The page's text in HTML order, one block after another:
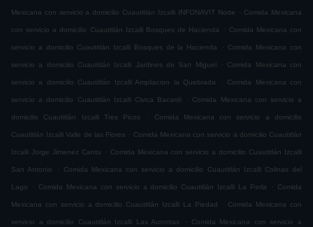
Mexicana con servicio a domicilio Cuautitlán Izcalli INFONAVIT Norte . Comida Mexicana
con servicio a domicilio Cuautitlán Izcalli Bosques de Hacienda . Comida Mexicana con
servicio a domicilio Cuautitlán Izcalli Bosques de la Hacienda . Comida Mexicana con
servicio a domicilio Cuautitlán Izcalli Jardines de San Miguel . Comida Mexicana con
servicio a domicilio Cuautitlán Izcalli Ampliacion la Quebrada . Comida Mexicana con
servicio a domicilio Cuautitlán Izcalli Civica Bacardi . Comida Mexicana con servicio a
domicilio Cuautitlán Izcalli Tres Picos . Comida Mexicana con servicio a domicilio
Cuautitlán Izcalli Valle de las Flores . Comida Mexicana con servicio a domicilio Cuautitlán
Izcalli Jorge Jimenez Cantu . Comida Mexicana con servicio a domicilio Cuautitlán Izcalli
San Antonio . Comida Mexicana con servicio a domicilio Cuautitlán Izcalli Colinas del
Lago . Comida Mexicana con servicio a domicilio Cuautitlán Izcalli La Perla . Comida
Mexicana con servicio a domicilio Cuautitlán Izcalli La Piedad . Comida Mexicana con
servicio a domicilio Cuautitlán Izcalli Las Auroritas . Comida Mexicana con servicio a